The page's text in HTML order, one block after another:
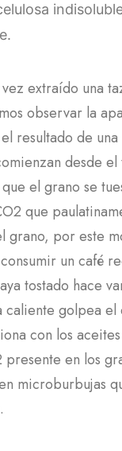
extraído una
observar la
resultado de
desde el
el grano se
que
grano, por este
un café
tostado hace
caliente golpea el
con los
presente en los
microburbujas